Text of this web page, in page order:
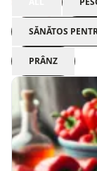
SĂNĂTOS
PRÂNZ